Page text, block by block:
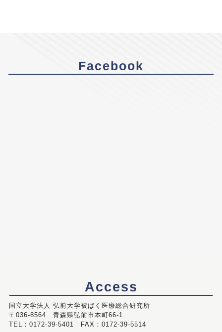
Facebook
Access
国立大学法人 弘前大学被ばく医療総合研究所
〒036-8564 青森県弘前市本町66-1
TEL：0172-39-5401 FAX：0172-39-5514